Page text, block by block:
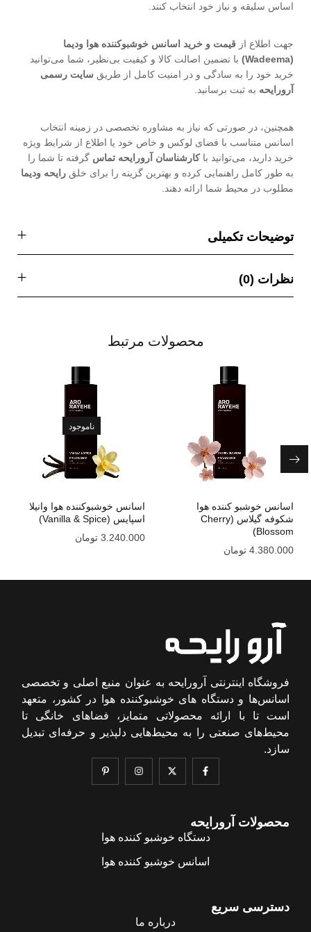
اساس سلیقه و نیاز خود انتخاب کنند.
جهت اطلاع از قیمت و خرید اسانس خوشبوکننده هوا ودیما
(Wadeema)
با تضمین اصالت کالا و کیفیت بی‌نظیر، شما می‌توانید
خرید خود را به سادگی و در امنیت کامل از طریق سایت رسمی
آرورایحه به ثبت برسانید.
همچنین، در صورتی که نیاز به مشاوره تخصصی در زمینه انتخاب
اسانس متناسب با فضای لوکس و خاص خود یا اطلاع از شرایط ویژه
خرید دارید، می‌توانید باکارشناسان آرورایحه تماس گرفته تا شما را
به طور کامل راهنمایی کرده و بهترین گزینه را برای خلق رایحه ودیما
مطلوب در محیط شما ارائه دهند.
توضیحات تکمیلی
نظرات (0)
محصولات مرتبط
اسانس خوشبو کننده هوا
شکوفه گیلاس (Cherry
Blossom)
4.380.000 تومان
ناموجود
اسانس خوشبوکننده هوا وانیلا
اسپایس (Vanilla & Spice)
3.240.000 تومان
فروشگاه اینترنتی آرورایحه به عنوان منبع اصلی و تخصصی
اسانس‌ها و دستگاه های خوشبوکننده هوا در کشور، متعهد
است تا با ارائه محصولاتی متمایز، فضاهای خانگی تا
محیط‌های صنعتی را به محیط‌هایی دلپذیر و حرفه‌ای تبدیل
سازد.
محصولات آرورایحه
دستگاه خوشبو کننده هوا
اسانس خوشبو کننده هوا
دسترسی سریع
درباره ما